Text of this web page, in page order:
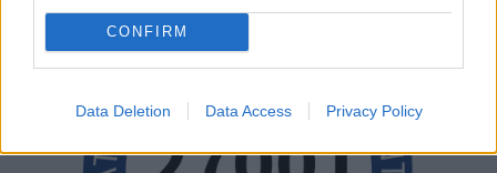
CONFIRM
Data Deletion Data Access Privacy Policy